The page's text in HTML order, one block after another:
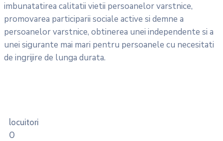
imbunatatirea calitatii vietii persoanelor varstnice,
promovarea participarii sociale active si demne a
persoanelor varstnice, obtinerea unei independente si a
unei sigurante mai mari pentru persoanele cu necesitati
de ingrijire de lunga durata.
locuitori
0